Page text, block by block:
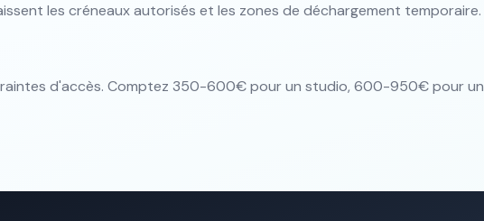
les créneaux autorisés et les zones de déchargement temporaire.
d'accès. Comptez 350-600€ pour un studio, 600-950€ pour un